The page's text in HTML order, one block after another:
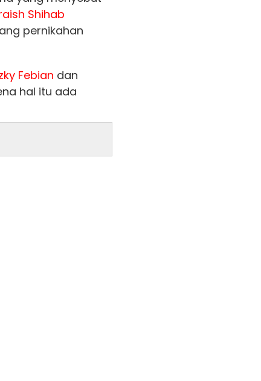
Shihab
pernikahan
Febian dan
hal itu ada